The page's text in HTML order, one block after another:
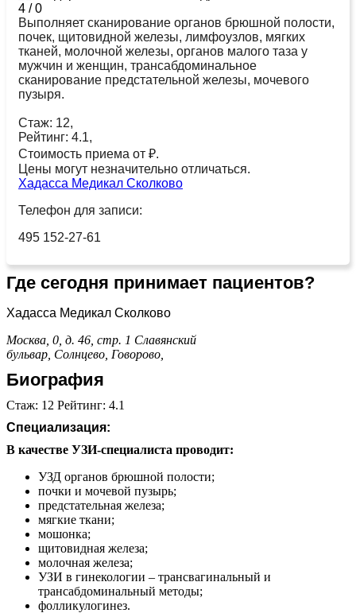
4 /0
Выполняет сканирование органов брюшной полости,
почек, щитовидной железы, лимфоузлов, мягких
тканей, молочной железы, органов малого таза у
мужчин и женщин, трансабдоминальное
сканирование предстательной железы, мочевого
пузыря.
Стаж: 12,
Рейтинг: 4.1,
Стоимость приема от ₽.
Цены могут незначительно отличаться.
Хадасса Медикал Сколково
Телефон для записи:
495 152-27-61
Где сегодня принимает пациентов?
Хадасса Медикал Сколково
Москва, 0, д. 46, стр. 1 Славянский
бульвар, Солнцево, Говорово,
Биография
Стаж: 12 Рейтинг: 4.1
Специализация:
В качестве УЗИ-специалиста проводит:
УЗД органов брюшной полости;
почки и мочевой пузырь;
предстательная железа;
мягкие ткани;
мошонка;
щитовидная железа;
молочная железа;
УЗИ в гинекологии – трансвагинальный и
трансабдоминальный методы;
фолликулогинез.